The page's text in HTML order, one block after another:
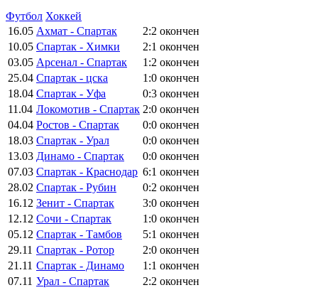
Футбол Хоккей
16.05 Ахмат - Спартак 2:2 окончен
10.05 Спартак - Химки 2:1 окончен
03.05 Арсенал - Спартак 1:2 окончен
25.04 Спартак - цска 1:0 окончен
18.04 Спартак - Уфа 0:3 окончен
11.04 Локомотив - Спартак 2:0 окончен
04.04 Ростов - Спартак 0:0 окончен
18.03 Спартак - Урал 0:0 окончен
13.03 Динамо - Спартак 0:0 окончен
07.03 Спартак - Краснодар 6:1 окончен
28.02 Спартак - Рубин 0:2 окончен
16.12 Зенит - Спартак 3:0 окончен
12.12 Сочи - Спартак 1:0 окончен
05.12 Спартак - Тамбов 5:1 окончен
29.11 Спартак - Ротор 2:0 окончен
21.11 Спартак - Динамо 1:1 окончен
07.11 Урал - Спартак 2:2 окончен